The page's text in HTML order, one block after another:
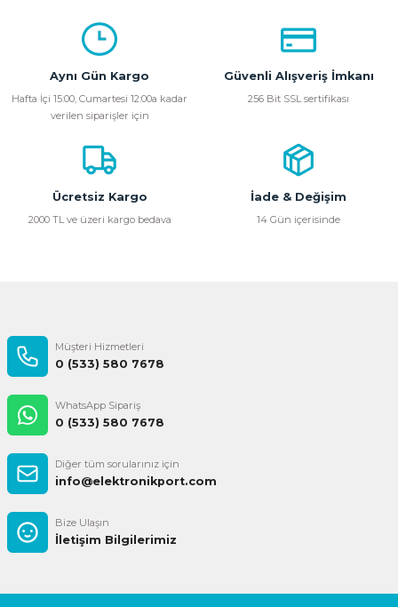
kullanarak tarafımıza iletebilirsiniz.
Görüş ve önerileriniz için teşekkür ederiz.
Ürün açıklamasında eksik bilgiler bulunuyor.
Ürün bilgilerinde hatalar bulunuyor.
Ürün fiyatı diğer sitelerden daha pahalı.
Bu ürüne benzer farklı alternatifler olmalı.
Aynı Gün Kargo
Hafta İçi 15:00, Cumartesi 12:00a kadar
verilen siparişler için
Güvenli Alışveriş İmkanı
256 Bit SSL sertifikası
Ücretsiz Kargo
2000 TL ve üzeri kargo bedava
İade & Değişim
14 Gün içerisinde
Müşteri Hizmetleri
0 (533) 580 7678
WhatsApp Sipariş
0 (533) 580 7678
Diğer tüm sorularınız için
info@elektronikport.com
Bize Ulaşın
İletişim Bilgilerimiz